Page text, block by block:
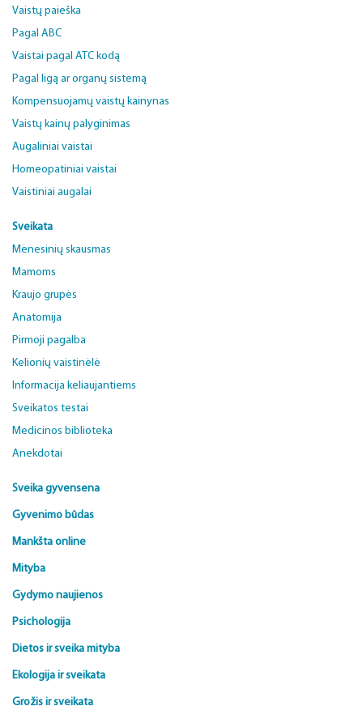
Vaistų paieška
Pagal ABC
Vaistai pagal ATC kodą
Pagal ligą ar organų sistemą
Kompensuojamų vaistų kainynas
Vaistų kainų palyginimas
Augaliniai vaistai
Homeopatiniai vaistai
Vaistiniai augalai
Sveikata
Mėnesinių skausmas
Mamoms
Kraujo grupės
Anatomija
Pirmoji pagalba
Kelionių vaistinėlė
Informacija keliaujantiems
Sveikatos testai
Medicinos biblioteka
Anekdotai
Sveika gyvensena
Gyvenimo būdas
Mankšta online
Mityba
Gydymo naujienos
Psichologija
Dietos ir sveika mityba
Ekologija ir sveikata
Grožis ir sveikata